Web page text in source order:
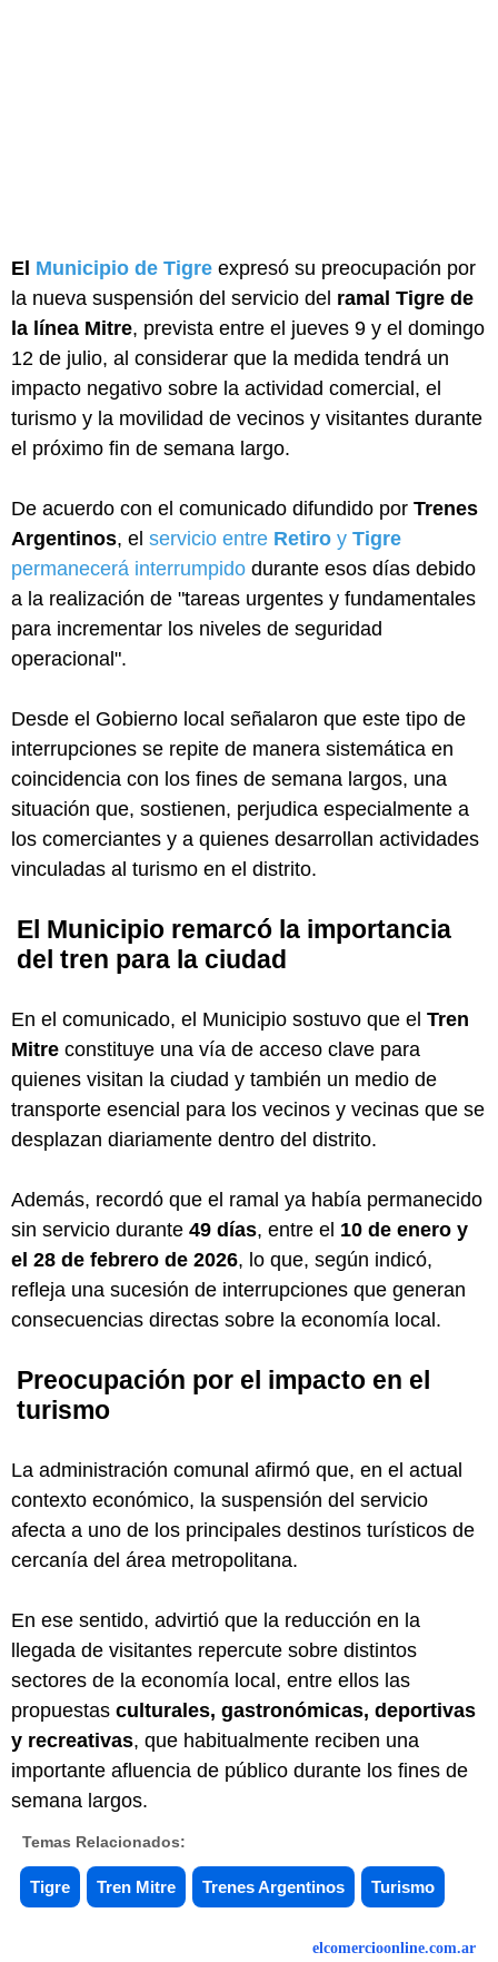
El Municipio de Tigre expresó su preocupación por
la nueva suspensión del servicio del ramal Tigre de
la línea Mitre, prevista entre el jueves 9 y el domingo
12 de julio, al considerar que la medida tendrá un
impacto negativo sobre la actividad comercial, el
turismo y la movilidad de vecinos y visitantes durante
el próximo fin de semana largo.
De acuerdo con el comunicado difundido por Trenes
Argentinos, el servicio entre Retiro y Tigre
permanecerá interrumpido durante esos días debido
a la realización de "tareas urgentes y fundamentales
para incrementar los niveles de seguridad
operacional".
Desde el Gobierno local señalaron que este tipo de
interrupciones se repite de manera sistemática en
coincidencia con los fines de semana largos, una
situación que, sostienen, perjudica especialmente a
los comerciantes y a quienes desarrollan actividades
vinculadas al turismo en el distrito.
El Municipio remarcó la importancia
del tren para la ciudad
En el comunicado, el Municipio sostuvo que el Tren
Mitre constituye una vía de acceso clave para
quienes visitan la ciudad y también un medio de
transporte esencial para los vecinos y vecinas que se
desplazan diariamente dentro del distrito.
Además, recordó que el ramal ya había permanecido
sin servicio durante 49 días, entre el 10 de enero y
el 28 de febrero de 2026, lo que, según indicó,
refleja una sucesión de interrupciones que generan
consecuencias directas sobre la economía local.
Preocupación por el impacto en el
turismo
La administración comunal afirmó que, en el actual
contexto económico, la suspensión del servicio
afecta a uno de los principales destinos turísticos de
cercanía del área metropolitana.
En ese sentido, advirtió que la reducción en la
llegada de visitantes repercute sobre distintos
sectores de la economía local, entre ellos las
propuestas culturales, gastronómicas, deportivas
y recreativas, que habitualmente reciben una
importante afluencia de público durante los fines de
semana largos.
Temas Relacionados:
Tigre Tren Mitre Trenes Argentinos Turismo
elcomercioonline.com.ar